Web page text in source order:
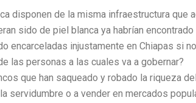
disponen de la misma infraestructura que
sido de piel blanca ya habrían
encarceladas injustamente en Chiapas si
las personas a las cuales va a gobernar?
que han saqueado y robado la riqueza
servidumbre o a vender en mercados